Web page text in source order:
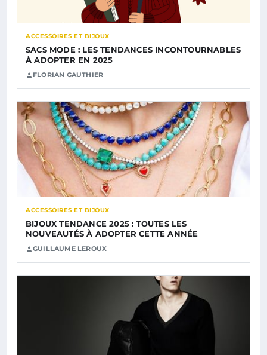
ACCESSOIRES ET BIJOUX
SACS MODE : LES TENDANCES INCONTOURNABLES
À ADOPTER EN 2025
FLORIAN GAUTHIER
ACCESSOIRES ET BIJOUX
BIJOUX TENDANCE 2025 : TOUTES LES
NOUVEAUTÉS À ADOPTER CETTE ANNÉE
GUILLAUME LEROUX